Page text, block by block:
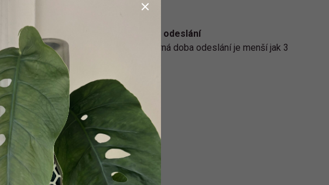
10 pozitivních
Rychlé odeslání
Průměrná doba odeslání je menší jak 3
Email